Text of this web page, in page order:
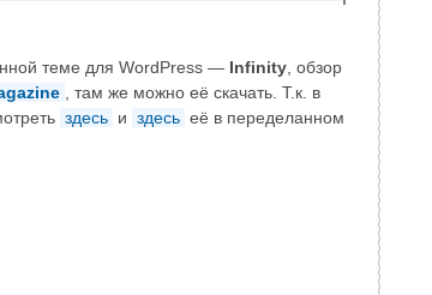
теме для WordPress — Infinity , обзор
, там же можно её скачать. Т.к. в
здесь и здесь её в переделанном